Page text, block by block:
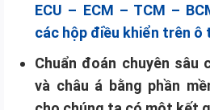
ECU – ECM – TCM –
các hộp điều khiển trên ô
Chuẩn đoán chuyên sâu
và châu á bằng phần